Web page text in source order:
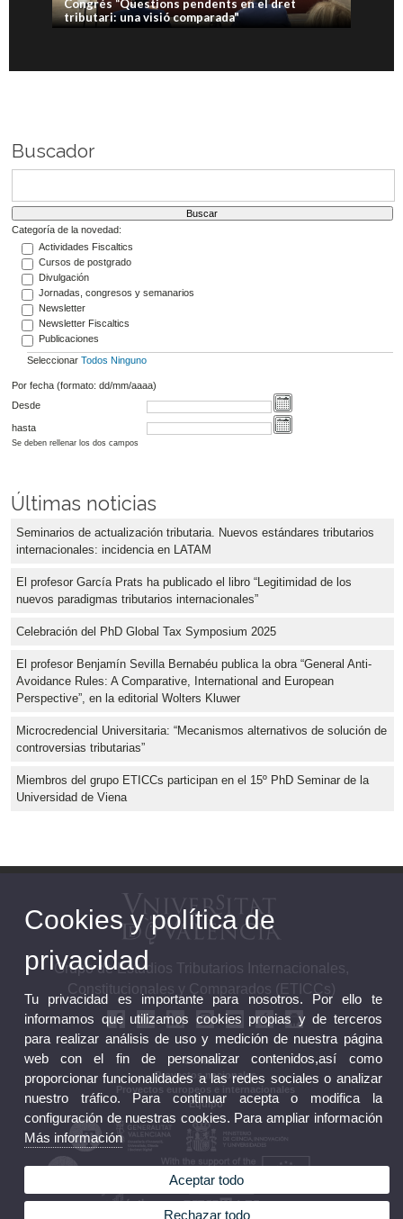
Congrés “Qüestions pendents en el dret
tributari: una visió comparada"
Buscador
Categoría de la novedad:
Actividades Fiscaltics
Cursos de postgrado
Divulgación
Jornadas, congresos y semanarios
Newsletter
Newsletter Fiscaltics
Publicaciones
Seleccionar Todos Ninguno
Por fecha (formato: dd/mm/aaaa)
Desde
hasta
Se deben rellenar los dos campos
Últimas noticias
Seminarios de actualización tributaria. Nuevos estándares tributarios
internacionales: incidencia en LATAM
El profesor García Prats ha publicado el libro “Legitimidad de los
nuevos paradigmas tributarios internacionales”
Celebración del PhD Global Tax Symposium 2025
El profesor Benjamín Sevilla Bernabéu publica la obra “General Anti-
Avoidance Rules: A Comparative, International and European
Perspective”, en la editorial Wolters Kluwer
Microcredencial Universitaria: “Mecanismos alternativos de solución de
controversias tributarias”
Miembros del grupo ETICCs participan en el 15º PhD Seminar de la
Universidad de Viena
Grupo de Estudios Tributarios Internacionales,
Constitucionales y Comparados (ETICCs)
Contacto
Proyectos nacionales
Proyectos europeos e internacionales
Equipo
Cookies y política de
privacidad
Tu privacidad es importante para nosotros. Por ello te
informamos que utilizamos cookies propias y de terceros
para realizar análisis de uso y medición de nuestra página
web con el fin de personalizar contenidos,así como
proporcionar funcionalidades a las redes sociales o analizar
nuestro tráfico. Para continuar acepta o modifica la
configuración de nuestras cookies. Para ampliar información
Más información
Aceptar todo
Rechazar todo